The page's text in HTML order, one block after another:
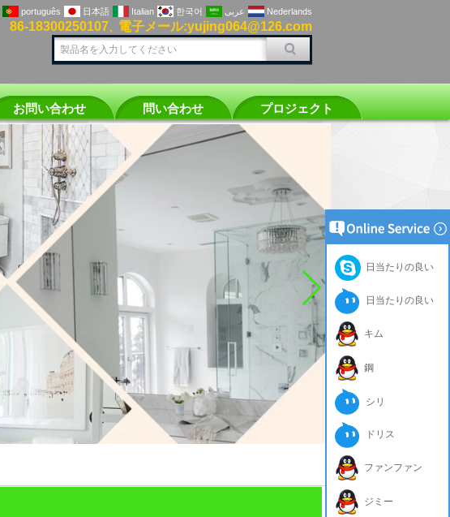
86-18300250107、 電子メール:yujing064@126.com
português 日本語 Italian 한국어 عربى Nederlands
お問い合わせ 問い合わせ プロジェクト
日当たりの良い
日当たりの良い
キム
鋼
シリ
ドリス
ファンファン
ジミー